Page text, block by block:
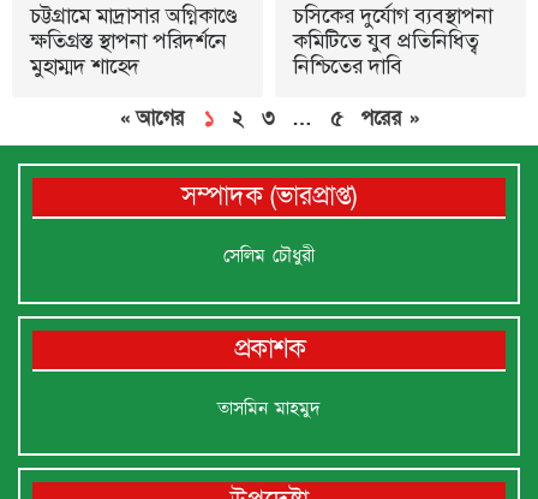
চট্টগ্রামে মাদ্রাসার অগ্নিকাণ্ডে
ক্ষতিগ্রস্ত স্থাপনা পরিদর্শনে
মুহাম্মদ শাহেদ
চসিকের দুর্যোগ ব্যবস্থাপনা
কমিটিতে যুব প্রতিনিধিত্ব
নিশ্চিতের দাবি
« আগের ১ ২ ৩ … ৫ পরের »
সম্পাদক (ভারপ্রাপ্ত)
সেলিম চৌধুরী
প্রকাশক
তাসমিন মাহমুদ